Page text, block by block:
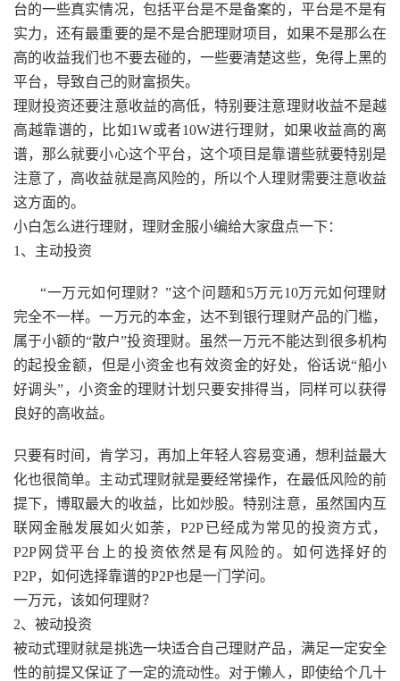
台的一些真实情况，包括平台是不是备案的，平台是不是有
实力，还有最重要的是不是合肥理财项目，如果不是那么在
高的收益我们也不要去碰的，一些要清楚这些，免得上黑的
平台，导致自己的财富损失。
理财投资还要注意收益的高低，特别要注意理财收益不是越
高越靠谱的，比如1W或者10W进行理财，如果收益高的离
谱，那么就要小心这个平台，这个项目是靠谱些就要特别是
注意了，高收益就是高风险的，所以个人理财需要注意收益
这方面的。
小白怎么进行理财，理财金服小编给大家盘点一下：
1、主动投资
“一万元如何理财？”这个问题和5万元10万元如何理财
完全不一样。一万元的本金，达不到银行理财产品的门槛，
属于小额的“散户”投资理财。虽然一万元不能达到很多机构
的起投金额，但是小资金也有效资金的好处，俗话说“船小
好调头”，小资金的理财计划只要安排得当，同样可以获得
良好的高收益。
只要有时间，肯学习，再加上年轻人容易变通，想利益最大
化也很简单。主动式理财就是要经常操作，在最低风险的前
提下，博取最大的收益，比如炒股。特别注意，虽然国内互
联网金融发展如火如荼，P2P已经成为常见的投资方式，
P2P网贷平台上的投资依然是有风险的。如何选择好的
P2P，如何选择靠谱的P2P也是一门学问。
一万元，该如何理财？
2、被动投资
被动式理财就是挑选一块适合自己理财产品，满足一定安全
性的前提又保证了一定的流动性。对于懒人，即使给个几十